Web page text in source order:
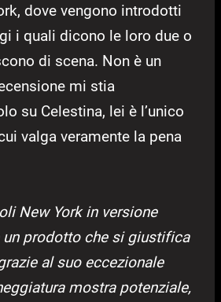
dove vengono introdotti
i quali dicono le loro due o
di scena. Non è un
mi stia
su Celestina, lei è l’unico
valga veramente la pena
New York in versione
un prodotto che si giustifica
al suo eccezionale
mostra potenziale,